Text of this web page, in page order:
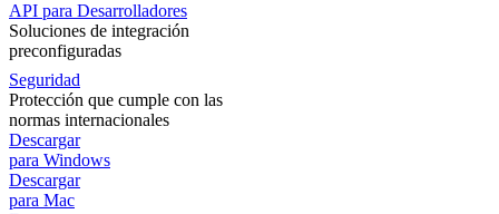
API para Desarrolladores
Soluciones de integración
preconfiguradas
Seguridad
Protección que cumple con las
normas internacionales
Descargar
para Windows
Descargar
para Mac